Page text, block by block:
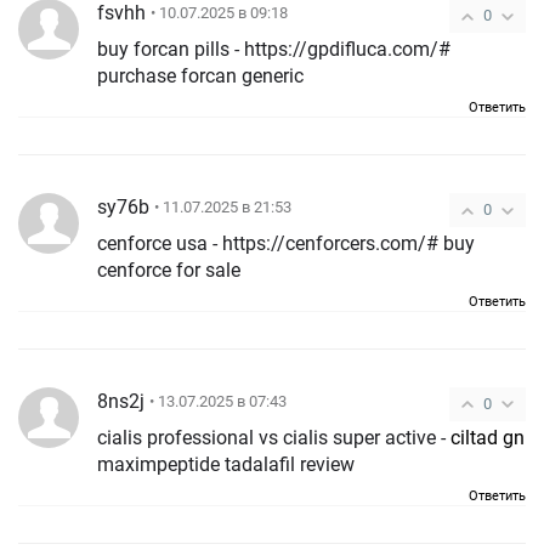
0
fsvhh • 10.07.2025 в 09:18
buy forcan pills - https://gpdifluca.com/#
purchase forcan generic
Ответить
0
sy76b • 11.07.2025 в 21:53
cenforce usa - https://cenforcers.com/# buy
cenforce for sale
Ответить
0
8ns2j • 13.07.2025 в 07:43
cialis professional vs cialis super active -ciltad gn
maximpeptide tadalafil review
Ответить